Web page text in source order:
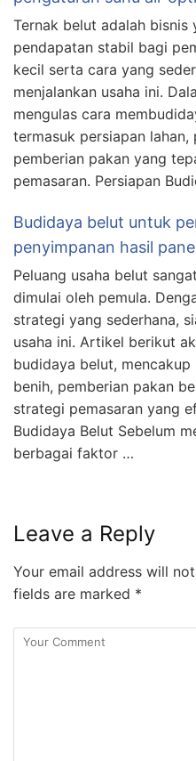
Ternak belut adalah
pendapatan stabil bagi
kecil serta cara yang
menjalankan usaha ini.
mengulas cara
termasuk persiapan
pemberian pakan yang
pemasaran. Persiapan
Budidaya belut untuk
penyimpanan hasil
Peluang usaha belut
dimulai oleh pemula.
strategi yang sederhana,
usaha ini. Artikel berikut
budidaya belut, mencakup
benih, pemberian pakan
strategi pemasaran yang
Budidaya Belut Sebelum
berbagai faktor …
Leave a Reply
Your email address will
fields are marked *